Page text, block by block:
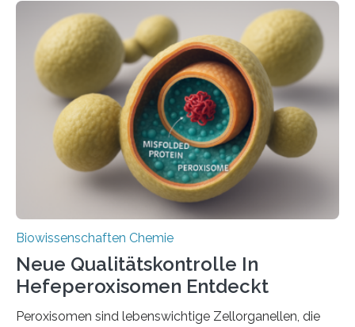
Biowissenschaften Chemie
Neue Qualitätskontrolle In
Hefeperoxisomen Entdeckt
Peroxisomen sind lebenswichtige Zellorganellen, die